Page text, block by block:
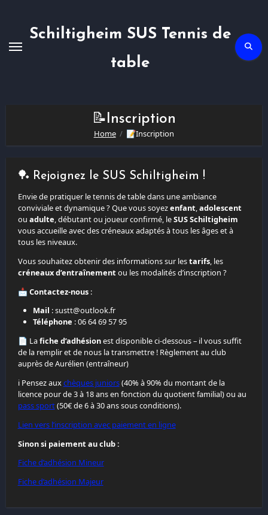
Schiltigheim SUS Tennis de
table
📝Inscription
Home 📝Inscription
🏓 Rejoignez le SUS Schiltigheim !
Envie de pratiquer le tennis de table dans une ambiance
conviviale et dynamique ? Que vous soyezenfant,adolescent
ou adulte, débutant ou joueur confirmé, leSUS Schiltigheim
vous accueille avec des créneaux adaptés à tous les âges et à
tous les niveaux.
Vous souhaitez obtenir des informations sur lestarifs, les
créneaux d’entraînement ou les modalités d’inscription ?
📩 Contactez-nous:
Mail :sustt@outlook.fr
Téléphone : 06 64 69 57 95
📄 Lafiche d’adhésionest disponible ci-dessous – il vous suffit
de la remplir et de nous la transmettre ! Règlement au club
auprès de Aurélien (entraîneur)
ℹ️ Pensez auxchèques juniors(40% à 90% du montant de la
licence pour de 3 à 18 ans en fonction du quotient familial) ou au
pass sport(50€ de 6 à 30 ans sous conditions).
Lien vers l’inscription avec paiement en ligne
Sinon si paiement au club :
Fiche d’adhésion Mineur
Fiche d’adhésion Majeur